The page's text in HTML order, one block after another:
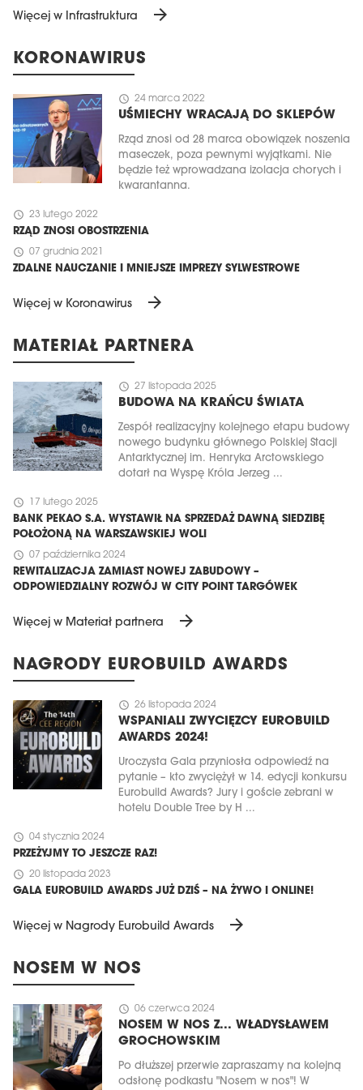
Więcej w Infrastruktura arrow_forward
KORONAWIRUS
schedule 24 marca 2022
UŚMIECHY WRACAJĄ DO SKLEPÓW
Rząd znosi od 28 marca obowiązek noszenia
maseczek, poza pewnymi wyjątkami. Nie
będzie też wprowadzana izolacja chorych i
kwarantanna.
schedule 23 lutego 2022
RZĄD ZNOSI OBOSTRZENIA
schedule 07 grudnia 2021
ZDALNE NAUCZANIE I MNIEJSZE IMPREZY SYLWESTROWE
Więcej w Koronawirus arrow_forward
MATERIAŁ PARTNERA
schedule 27 listopada 2025
BUDOWA NA KRAŃCU ŚWIATA
Zespół realizacyjny kolejnego etapu budowy
nowego budynku głównego Polskiej Stacji
Antarktycznej im. Henryka Arctowskiego
dotarł na Wyspę Króla Jerzeg ...
schedule 17 lutego 2025
BANK PEKAO S.A. WYSTAWIŁ NA SPRZEDAŻ DAWNĄ SIEDZIBĘ
POŁOŻONĄ NA WARSZAWSKIEJ WOLI
schedule 07 października 2024
REWITALIZACJA ZAMIAST NOWEJ ZABUDOWY –
ODPOWIEDZIALNY ROZWÓJ W CITY POINT TARGÓWEK
Więcej w Materiał partnera arrow_forward
NAGRODY EUROBUILD AWARDS
schedule 26 listopada 2024
WSPANIALI ZWYCIĘZCY EUROBUILD
AWARDS 2024!
Uroczysta Gala przyniosła odpowiedź na
pytanie – kto zwyciężył w 14. edycji konkursu
Eurobuild Awards? Jury i goście zebrani w
hotelu Double Tree by H ...
schedule 04 stycznia 2024
PRZEŻYJMY TO JESZCZE RAZ!
schedule 20 listopada 2023
GALA EUROBUILD AWARDS JUŻ DZIŚ – NA ŻYWO I ONLINE!
Więcej w Nagrody Eurobuild Awards arrow_forward
NOSEM W NOS
schedule 06 czerwca 2024
NOSEM W NOS Z... WŁADYSŁAWEM
GROCHOWSKIM
Po dłuższej przerwie zapraszamy na kolejną
odsłonę podkastu "Nosem w nos"! W